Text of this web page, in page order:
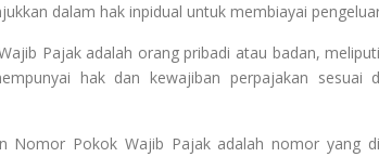
dalam hak inpidual untuk membiayai
Pajak adalah orang pribadi atau badan,
hak dan kewajiban perpajakan sesuai
Nomor Pokok Wajib Pajak adalah nomor yang